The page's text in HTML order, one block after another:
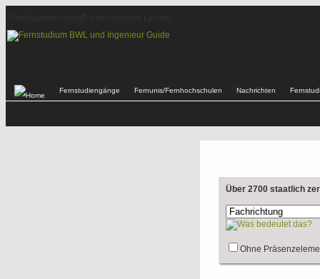
Fernstudiengänge Fernunis/Fernhochschulen Nachrichten
Über 2700 staatlich
Ohne